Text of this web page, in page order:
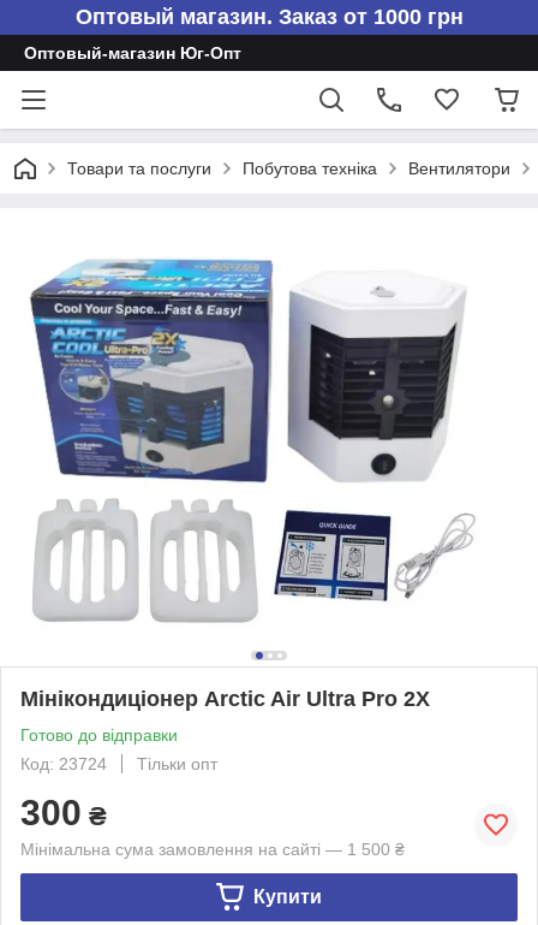
Оптовый магазин. Заказ от 1000 грн
Оптовый-магазин Юг-Опт
Товари та послуги Побутова техніка Вентилятори
Мінікондиціонер Arctic Air Ultra Pro 2X
Готово до відправки
Код: 23724
Тільки опт
300 ₴
Мінімальна сума замовлення на сайті — 1 500 ₴
Купити